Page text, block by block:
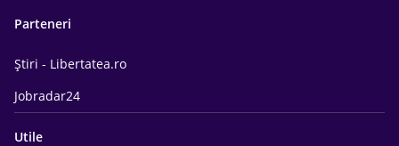
Parteneri
Știri - Libertatea.ro
Jobradar24
Utile